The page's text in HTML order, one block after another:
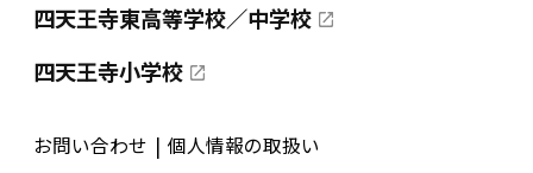
四天王寺東高等学校／中学校
四天王寺小学校
お問い合わせ
個人情報の取扱い